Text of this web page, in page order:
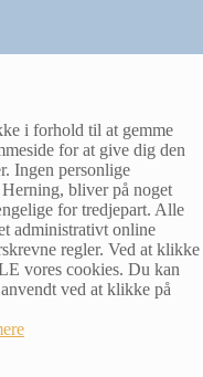
i forhold til at gemme
for at give dig den
Ingen personlige
bliver på noget
for tredjepart. Alle
administrativt online
regler. Ved at klikke
vores cookies. Du kan
ved at klikke på